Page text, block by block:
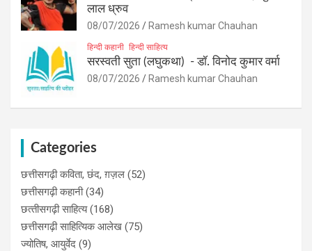
लाल ध्रुव
08/07/2026 Ramesh kumar Chauhan
हिन्दी कहानी हिन्दी साहित्य
सरस्वती सुता (लघुकथा) ​- डॉ. विनोद कुमार वर्मा
08/07/2026 Ramesh kumar Chauhan
Categories
छत्तीसगढ़ी कविता, छंद, ग़ज़ल (52)
छत्तीसगढ़ी कहानी(34)
छत्‍तीसगढ़ी साहित्‍य(168)
छत्तीसगढ़ी साहित्यिक आलेख (75)
ज्योतिष, आयुर्वेद (9)